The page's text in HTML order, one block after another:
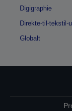
Digigraphie
Direkte-til-tekstil-
Globalt